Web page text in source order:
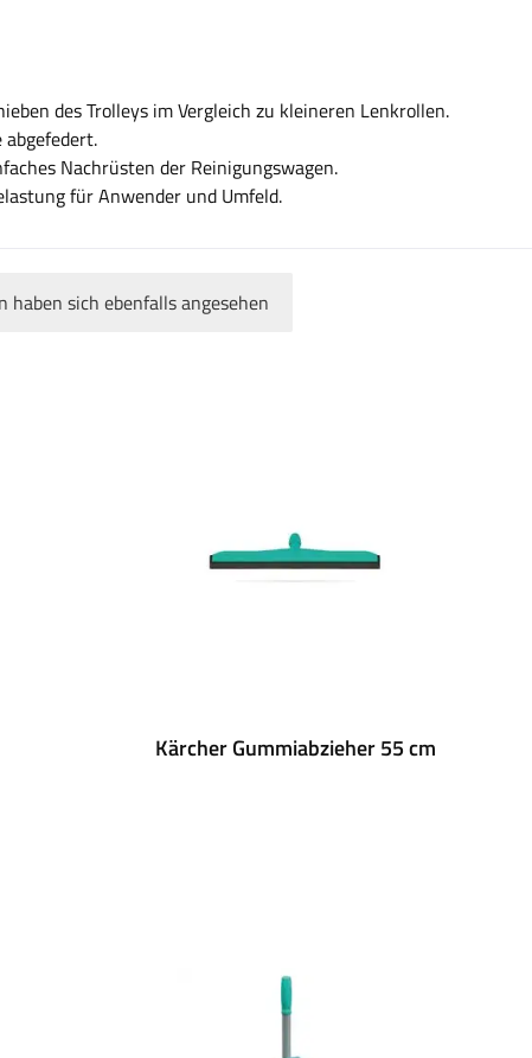
des Trolleys im Vergleich zu kleineren Lenkrollen.
Nachrüsten der Reinigungswagen.
für Anwender und Umfeld.
haben sich ebenfalls angesehen
Kärcher Gummiabzieher 55 cm